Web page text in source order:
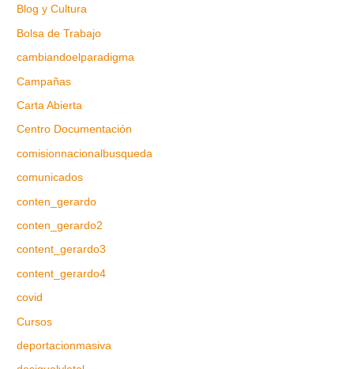
Blog y Cultura
Bolsa de Trabajo
cambiandoelparadigma
Campañas
Carta Abierta
Centro Documentación
comisionnacionalbusqueda
comunicados
conten_gerardo
conten_gerardo2
content_gerardo3
content_gerardo4
covid
Cursos
deportacionmasiva